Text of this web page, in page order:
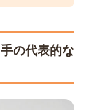
の代表的な